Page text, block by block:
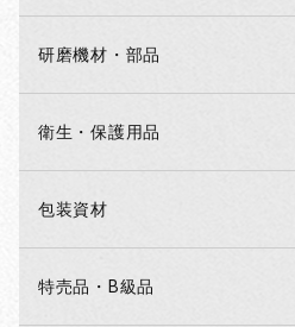
研磨機材・部品
衛生・保護用品
包装資材
特売品・B級品